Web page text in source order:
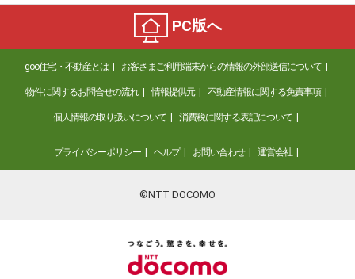
PC版へ
goo住宅・不動産とは お客さまご利用端末からの情報の外部送信について
物件に関するお問合せの流れ 情報提供元 不動産情報に関する免責事項
個人情報の取り扱いについて 消費税に関する表記について
プライバシーポリシー ヘルプ お問い合わせ 運営会社
©NTT DOCOMO